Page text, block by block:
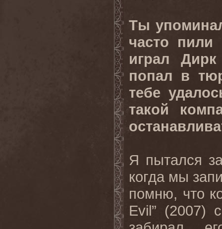
Ты
часто
играл
попал в
тебе
такой
Я пытался
когда мы
помню, что
Evil” (2007)